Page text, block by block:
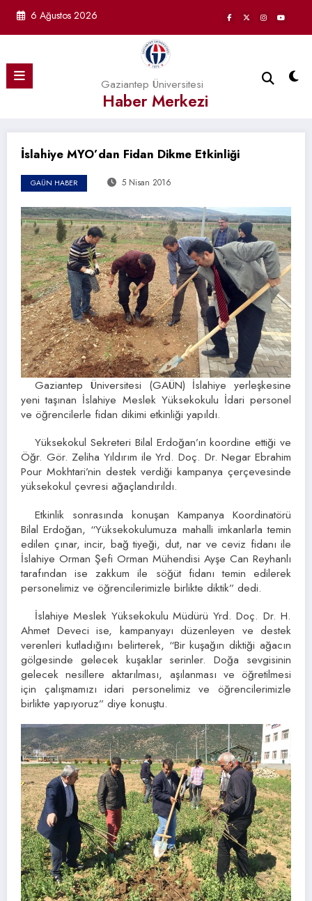
6 Ağustos 2026
Gaziantep Üniversitesi
Haber Merkezi
İslahiye MYO’dan Fidan Dikme Etkinliği
GAÜN HABER 5 Nisan 2016
Gaziantep Üniversitesi (GAÜN) İslahiye yerleşkesine
yeni taşınan İslahiye Meslek Yüksekokulu İdari personel
ve öğrencilerle fidan dikimi etkinliği yapıldı.
Yüksekokul Sekreteri Bilal Erdoğan’ın koordine ettiği ve
Öğr. Gör. Zeliha Yıldırım ile Yrd. Doç. Dr. Negar Ebrahim
Pour Mokhtari’nin destek verdiği kampanya çerçevesinde
yüksekokul çevresi ağaçlandırıldı.
Etkinlik sonrasında konuşan Kampanya Koordinatörü
Bilal Erdoğan, “Yüksekokulumuza mahalli imkanlarla temin
edilen çınar, incir, bağ tiyeği, dut, nar ve ceviz fidanı ile
İslahiye Orman Şefi Orman Mühendisi Ayşe Can Reyhanlı
tarafından ise zakkum ile söğüt fidanı temin edilerek
personelimiz ve öğrencilerimizle birlikte diktik” dedi.
İslahiye Meslek Yüksekokulu Müdürü Yrd. Doç. Dr. H.
Ahmet Deveci ise, kampanyayı düzenleyen ve destek
verenleri kutladığını belirterek, “Bir kuşağın diktiği ağacın
gölgesinde gelecek kuşaklar serinler. Doğa sevgisinin
gelecek nesillere aktarılması, aşılanması ve öğretilmesi
için çalışmamızı idari personelimiz ve öğrencilerimizle
birlikte yapıyoruz” diye konuştu.